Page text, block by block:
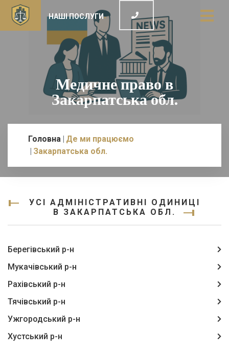
НАШІ ПОСЛУГИ
Медичне право в
Закарпатська обл.
Головна Де ми працюємо
Закарпатська обл.
УСІ АДМІНІСТРАТИВНІ ОДИНИЦІ
В ЗАКАРПАТСЬКА ОБЛ.
Берегівський р-н
Мукачівський р-н
Рахівський р-н
Тячівський р-н
Ужгородський р-н
Хустський р-н